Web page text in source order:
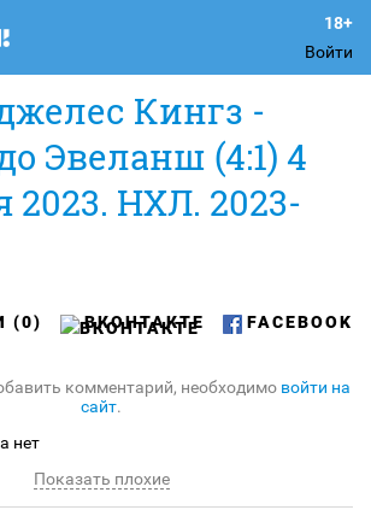
Войти
Кингз -
Эвеланш (4:1) 4
2023. НХЛ. 2023-
(0) ВКОНТАКТЕ FACEBOOK
комментарий, необходимо войти на
сайт.
нет
Показать плохие